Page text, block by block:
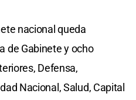
nacional queda
de Gabinete y ocho
Defensa,
Nacional, Salud, Capital